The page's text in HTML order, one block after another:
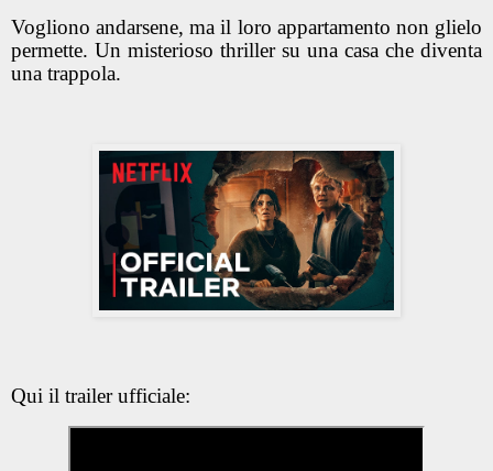
Vogliono andarsene, ma il loro appartamento non glielo
permette. Un misterioso thriller su una casa che diventa
una trappola.
Qui il trailer ufficiale: